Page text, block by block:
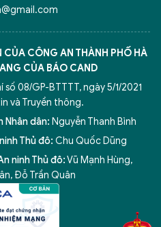
CÔNG AN THÀNH PHỐ HÀ
CỦA BÁO CAND
08/GP-BTTTT, ngày 5/1/2021
và Truyền thông.
Nhân dân: Nguyễn Thanh Bình
Thủ đô: Chu Quốc Dũng
ninh Thủ đô:Vũ Mạnh Hùng,
, Đỗ Trần Quân
giải pháp xử lý điểm nghẽn của